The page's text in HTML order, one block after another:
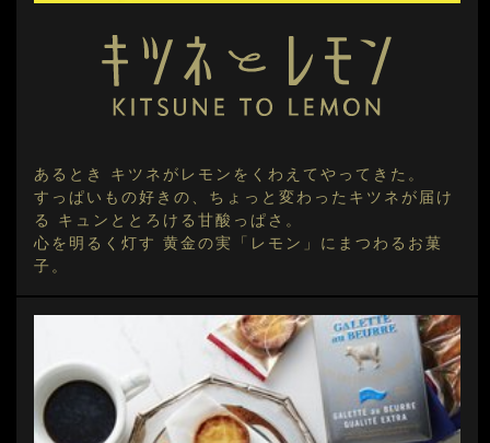
あるとき キツネがレモンをくわえてやってきた。
すっぱいもの好きの、ちょっと変わったキツネが届け
る キュンととろける甘酸っぱさ。
心を明るく灯す 黄金の実「レモン」にまつわるお菓
子。